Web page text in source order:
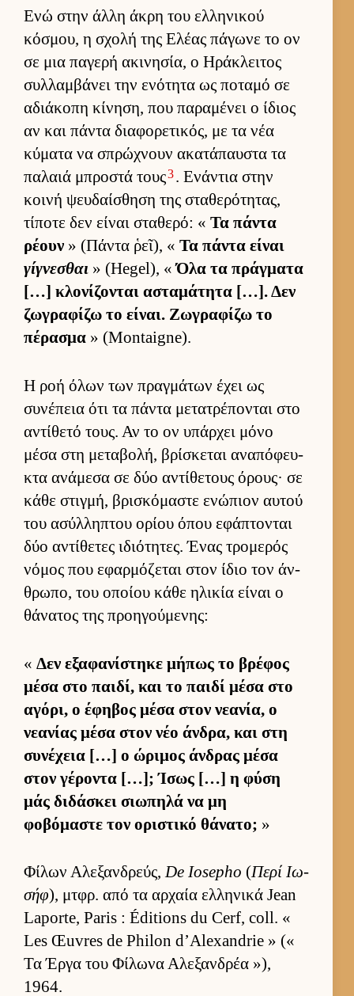
Ενώ στην άλλη άκρη του ελ­ληνικού
κόσμου, η σχολή της Ελέας πάγωνε το ον
σε μια παγερή ακινησία, ο Ηράκλει­τος
συλ­λαμ­βάνει την ενότητα ως ποταμό σε
αδιάκοπη κίνηση, που παραμένει ο ίδιος
αν και πάντα δια­φορετικός, με τα νέα
κύματα να σπρώχνουν ακατάπαυ­στα τα
παλαιά μπροστά τους3. Ενάντια στην
κοινή ψευ­δαί­σθηση της σταθερότητας,
τίποτε δεν εί­ναι σταθερό: « Τα πάντα
ρέουν » (Πάντα ῥεῖ), « Τα πάντα εί­ναι
γίγνεσθαι » (Hegel), «Όλα τα πράγ­ματα
[…] κλονίζονται ασταμάτητα […]. Δεν
ζωγραφίζω το εί­ναι. Ζωγραφίζω το
πέρασμα » (Montaigne).
Η ροή όλων των πραγ­μάτων έχει ως
συνέπεια ότι τα πάντα μετατρέπονται στο
αντίθετό τους. Αν το ον υπάρ­χει μόνο
μέσα στη μεταβολή, βρίσκεται αναπόφευ­
κτα ανάμεσα σε δύο αντίθετους όρους· σε
κάθε στιγ­μή, βρισκόμαστε ενώπιον αυ­τού
του ασύλ­ληπτου ορίου όπου εφάπτονται
δύο αντίθετες ιδιότητες. Ένας τρομερός
νόμος που εφαρ­μόζεται στον ίδιο τον άν­
θρωπο, του οποίου κάθε ηλικία εί­ναι ο
θάνατος της προη­γού­μενης:
« Δεν εξαφανίστηκε μήπως το βρέφος
μέσα στο παι­δί, και το παιδί μέσα στο
αγόρι, ο έφηβος μέσα στον νεανία, ο
νεανίας μέσα στον νέο άν­δρα, και στη
συνέχεια […] ο ώριμος άν­δρας μέσα
στον γέροντα […]; Ίσως […] η φύση
μάς διδάσκει σιω­πηλά να μη
φοβόμαστε τον οριστικό θάνατο; »
Φίλων Αλεξαν­δρεύς,De Iosepho (Περί Ιω­
σήφ), μτ­φρ. από τα αρ­χαία ελ­ληνικά Jean
Laporte, Paris : Éditions du Cerf, coll. «
Les Œuvres de Philon d’Alexandrie » («
Τα Έργα του Φίλωνα Αλεξαν­δρέα »),
1964.